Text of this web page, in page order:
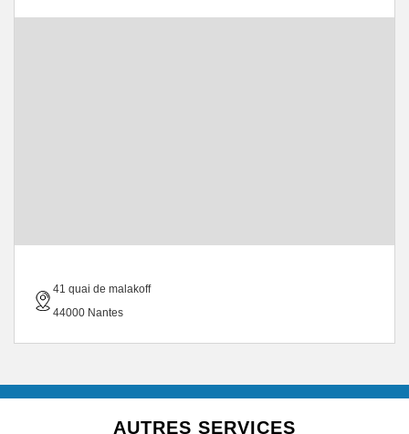
41 quai de malakoff
44000 Nantes
AUTRES SERVICES